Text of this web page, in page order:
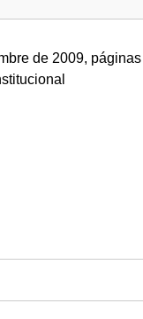
de 2009,